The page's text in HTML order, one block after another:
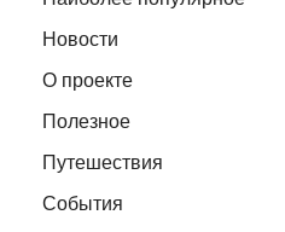
Новости
О проекте
Полезное
Путешествия
События